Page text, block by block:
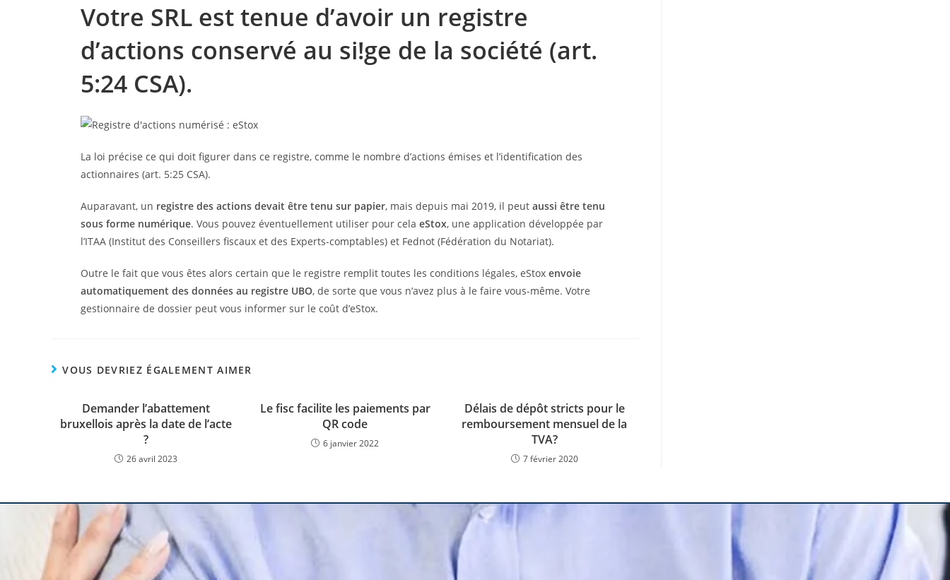
Votre SRL est tenue d’avoir un registre
d’actions conservé au si!ge de la société (art.
5:24 CSA).
La loi précise ce qui doit figurer dans ce registre, comme le nombre d’actions émises et l’identification des
actionnaires (art. 5:25 CSA).
Auparavant, un registre des actions devait être tenu sur papier, mais depuis mai 2019, il peut aussi être tenu
sous forme numérique. Vous pouvez éventuellement utiliser pour cela eStox, une application développée par
l’ITAA (Institut des Conseillers fiscaux et des Experts-comptables) et Fednot (Fédération du Notariat).
Outre le fait que vous êtes alors certain que le registre remplit toutes les conditions légales, eStox envoie
automatiquement des données au registre UBO, de sorte que vous n’avez plus à le faire vous-même. Votre
gestionnaire de dossier peut vous informer sur le coût d’eStox.
VOUS DEVRIEZ ÉGALEMENT AIMER
Demander l’abattement
bruxellois après la date de l’acte
?
26 avril 2023
Le fisc facilite les paiements par
QR code
6 janvier 2022
Délais de dépôt stricts pour le
remboursement mensuel de la
TVA?
7 février 2020